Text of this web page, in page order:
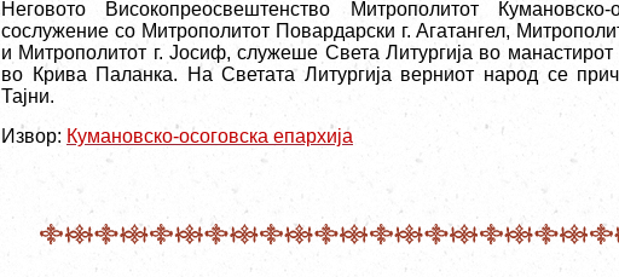
Неговото Високопреосвештенство Митрополитот
сослужение со Митрополитот Повардарски г. Агатангел,
и Митрополитот г. Јосиф, служеше Света Литургија во
во Крива Паланка. На Светата Литургија верниот народ се
Тајни.
Извор: Кумановско-осоговска епархија